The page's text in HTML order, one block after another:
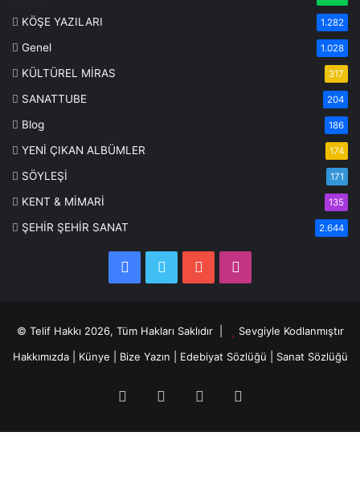
KÖŞE YAZILARI 1.282
Genel 1.028
KÜLTÜREL MİRAS 317
SANATTUBE 204
Blog 186
YENİ ÇIKAN ALBÜMLER 174
SÖYLEŞİ 171
KENT & MİMARİ 135
ŞEHİR ŞEHİR SANAT 2.644
Facebook
Twitter YouTube
© Telif Hakkı 2026, Tüm Hakları Saklıdır |
Sevgiyle Kodlanmıştır
Hakkımızda| Künye Bize Yazın Edebiyat Sözlüğü Sanat Sözlüğü
FacebookTwitter YouTube